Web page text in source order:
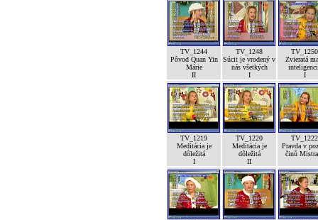
TV_1244
Pôvod Quan Yin
Márie
II
TV_1248
Súcit je vrodený v
nás všetkých
I
TV_1250
Zvieratá
I
TV_1219
Meditácia je
dôležitá
I
TV_1220
Meditácia je
dôležitá
II
TV_1222
Pravda v
činů